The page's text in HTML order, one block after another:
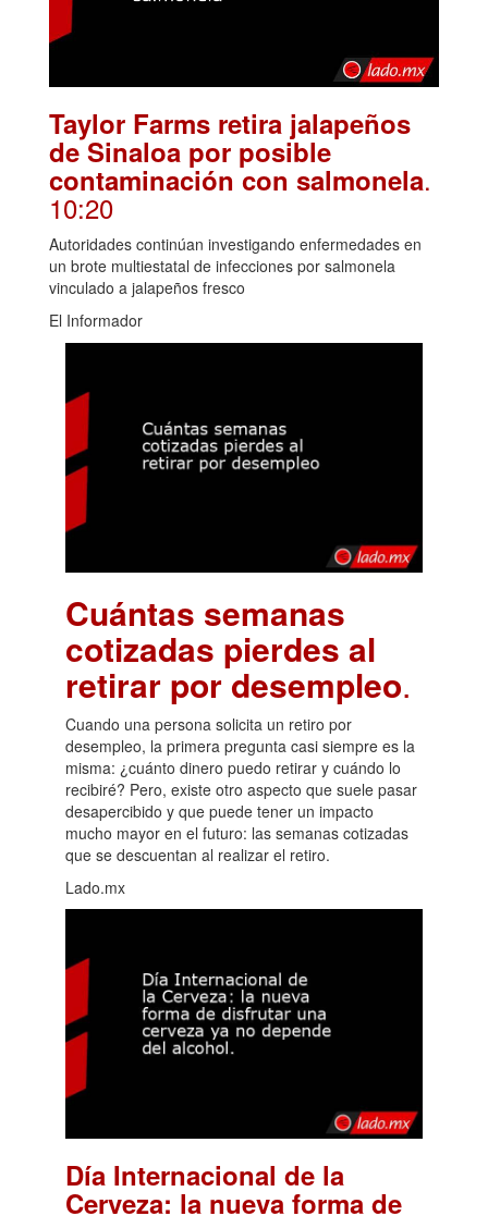
Taylor Farms retira jalapeños
de Sinaloa por posible
contaminación con salmonela.
10:20
Autoridades continúan investigando enfermedades en
un brote multiestatal de infecciones por salmonela
vinculado a jalapeños fresco
El Informador
Cuántas semanas
cotizadas pierdes al
retirar por desempleo.
Cuando una persona solicita un retiro por
desempleo, la primera pregunta casi siempre es la
misma: ¿cuánto dinero puedo retirar y cuándo lo
recibiré? Pero, existe otro aspecto que suele pasar
desapercibido y que puede tener un impacto
mucho mayor en el futuro: las semanas cotizadas
que se descuentan al realizar el retiro.
Lado.mx
Día Internacional de la
Cerveza: la nueva forma de